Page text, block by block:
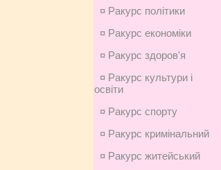
¤ Ракурс політики
¤ Ракурс економiки
¤ Ракурс здоров'я
¤ Ракурс культури і
освіти
¤ Ракурс спорту
¤ Ракурс кримінальний
¤ Ракурс житейський